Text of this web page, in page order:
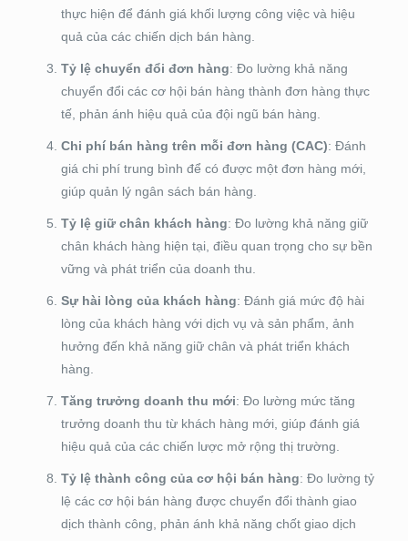
thực hiện để đánh giá khối lượng công việc và hiệu
quả của các chiến dịch bán hàng.
Tỷ lệ chuyển đổi đơn hàng: Đo lường khả năng
chuyển đổi các cơ hội bán hàng thành đơn hàng thực
tế, phản ánh hiệu quả của đội ngũ bán hàng.
Chi phí bán hàng trên mỗi đơn hàng (CAC): Đánh
giá chi phí trung bình để có được một đơn hàng mới,
giúp quản lý ngân sách bán hàng.
Tỷ lệ giữ chân khách hàng: Đo lường khả năng giữ
chân khách hàng hiện tại, điều quan trọng cho sự bền
vững và phát triển của doanh thu.
Sự hài lòng của khách hàng: Đánh giá mức độ hài
lòng của khách hàng với dịch vụ và sản phẩm, ảnh
hưởng đến khả năng giữ chân và phát triển khách
hàng.
Tăng trưởng doanh thu mới: Đo lường mức tăng
trưởng doanh thu từ khách hàng mới, giúp đánh giá
hiệu quả của các chiến lược mở rộng thị trường.
Tỷ lệ thành công của cơ hội bán hàng: Đo lường tỷ
lệ các cơ hội bán hàng được chuyển đổi thành giao
dịch thành công, phản ánh khả năng chốt giao dịch